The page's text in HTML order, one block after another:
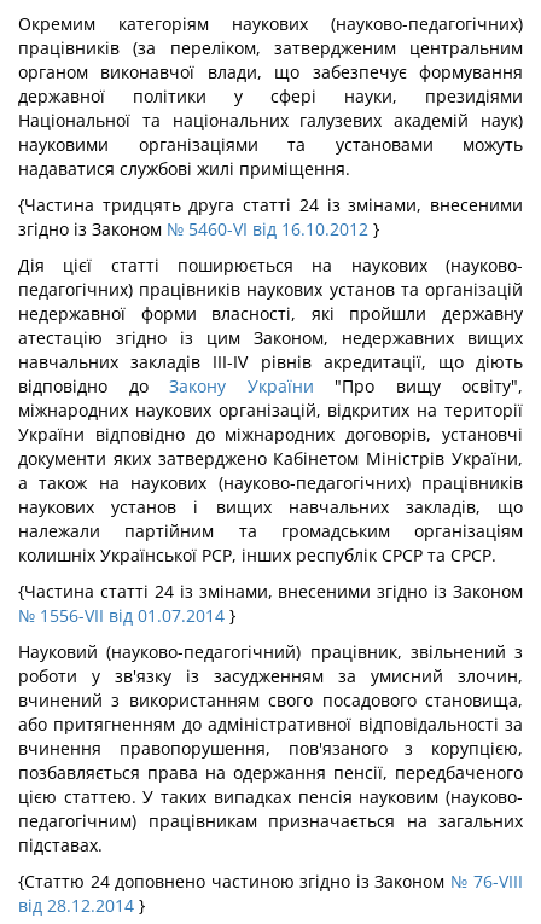
Окремим категоріям наукових (науково-педагогічних)
працівників (за переліком, затвердженим центральним
органом виконавчої влади, що забезпечує формування
державної політики у сфері науки, президіями
Національної та національних галузевих академій наук)
науковими організаціями та установами можуть
надаватися службові жилі приміщення.
{Частина тридцять друга статті 24 із змінами, внесеними
згідно із Законом № 5460-VI від 16.10.2012 }
Дія цієї статті поширюється на наукових (науково-
педагогічних) працівників наукових установ та організацій
недержавної форми власності, які пройшли державну
атестацію згідно із цим Законом, недержавних вищих
навчальних закладів III-IV рівнів акредитації, що діють
відповідно до Закону України "Про вищу освіту",
міжнародних наукових організацій, відкритих на території
України відповідно до міжнародних договорів, установчі
документи яких затверджено Кабінетом Міністрів України,
а також на наукових (науково-педагогічних) працівників
наукових установ і вищих навчальних закладів, що
належали партійним та громадським організаціям
колишніх Української РСР, інших республік СРСР та СРСР.
{Частина статті 24 із змінами, внесеними згідно із Законом
№ 1556-VII від 01.07.2014 }
Науковий (науково-педагогічний) працівник, звільнений з
роботи у зв'язку із засудженням за умисний злочин,
вчинений з використанням свого посадового становища,
або притягненням до адміністративної відповідальності за
вчинення правопорушення, пов'язаного з корупцією,
позбавляється права на одержання пенсії, передбаченого
цією статтею. У таких випадках пенсія науковим (науково-
педагогічним) працівникам призначається на загальних
підставах.
{Статтю 24 доповнено частиною згідно із Законом № 76-VIII
від 28.12.2014 }